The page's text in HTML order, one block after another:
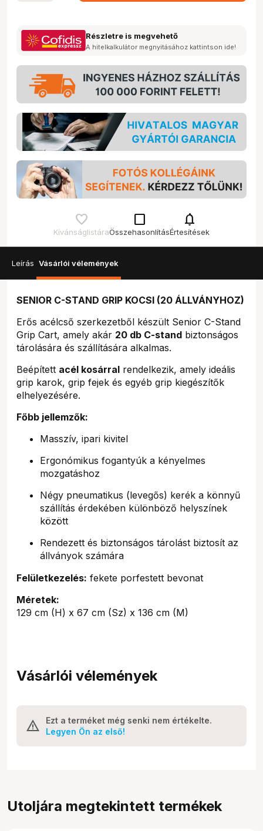
Részletre is megvehető
A hitelkalkulátor megnyitásához kattintson ide!
Kívánságlistára
check_box_outline_blank
Összehasonlítás
notifications
Értesítések
Leírás Vásárlói vélemények
SENIOR C-STAND GRIP KOCSI (20 ÁLLVÁNYHOZ)
Erős acélcső szerkezetből készült Senior C-Stand
Grip Cart, amely akár 20 db C-stand biztonságos
tárolására és szállítására alkalmas.
Beépített acél kosárral rendelkezik, amely ideális
grip karok, grip fejek és egyéb grip kiegészítők
elhelyezésére.
Főbb jellemzők:
Masszív, ipari kivitel
Ergonómikus fogantyúk a kényelmes
mozgatáshoz
Négy pneumatikus (levegős) kerék a könnyű
szállítás érdekében különböző helyszínek
között
Rendezett és biztonságos tárolást biztosít az
állványok számára
Felületkezelés: fekete porfestett bevonat
Méretek:
129 cm (H) x 67 cm (Sz) x 136 cm (M)
Vásárlói vélemények
Ezt a terméket még senki nem értékelte.
Legyen Ön az első!
Utoljára megtekintett termékek